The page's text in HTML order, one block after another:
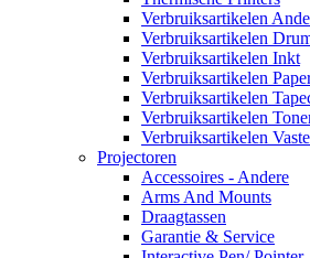
Verbruiksartikelen
Verbruiksartikelen
Verbruiksartikelen Inkt
Verbruiksartikelen
Verbruiksartikelen
Verbruiksartikelen
Verbruiksartikelen
Projectoren
Accessoires - Andere
Arms And Mounts
Draagtassen
Garantie & Service